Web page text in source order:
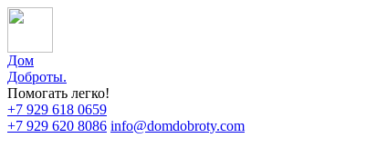
Дом
Доброты.
Помогать легко!
+7 929 618 0659
+7 929 620 8086 info@domdobroty.com